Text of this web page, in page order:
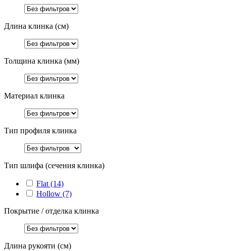
Длина клинка (см)
Толщина клинка (мм)
Материал клинка
Тип профиля клинка
Тип шлифа (сечения клинка)
Flat (14)
Hollow (7)
Покрытие / отделка клинка
Длина рукояти (см)